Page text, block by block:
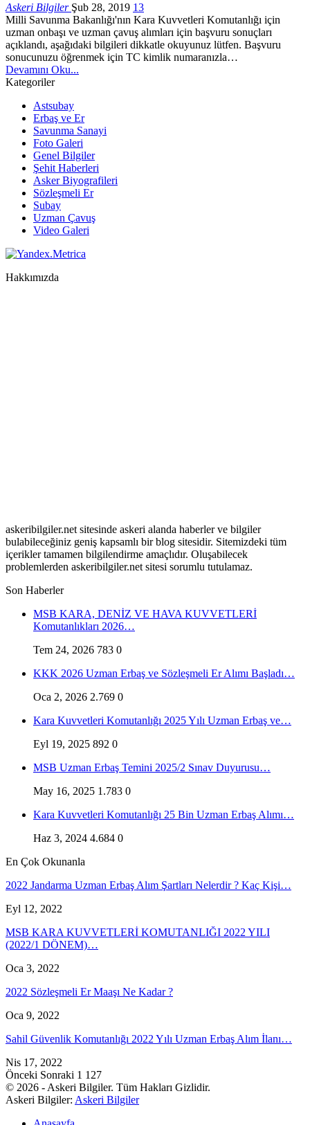
Askeri Bilgiler Şub 28, 2019 13
Milli Savunma Bakanlığı'nın Kara Kuvvetleri Komutanlığı için
uzman onbaşı ve uzman çavuş alımları için başvuru sonuçları
açıklandı, aşağıdaki bilgileri dikkatle okuyunuz lütfen. Başvuru
sonucunuzu öğrenmek için TC kimlik numaranızla…
Devamını Oku...
Kategoriler
Astsubay
Erbaş ve Er
Savunma Sanayi
Foto Galeri
Genel Bilgiler
Şehit Haberleri
Asker Biyografileri
Sözleşmeli Er
Subay
Uzman Çavuş
Video Galeri
Hakkımızda
askeribilgiler.net sitesinde askeri alanda haberler ve bilgiler
bulabileceğiniz geniş kapsamlı bir blog sitesidir. Sitemizdeki tüm
içerikler tamamen bilgilendirme amaçlıdır. Oluşabilecek
problemlerden askeribilgiler.net sitesi sorumlu tutulamaz.
Son Haberler
MSB KARA, DENİZ VE HAVA KUVVETLERİ
Komutanlıkları 2026…
Tem 24, 2026 783 0
KKK 2026 Uzman Erbaş ve Sözleşmeli Er Alımı Başladı…
Oca 2, 2026 2.769 0
Kara Kuvvetleri Komutanlığı 2025 Yılı Uzman Erbaş ve…
Eyl 19, 2025 892 0
MSB Uzman Erbaş Temini 2025/2 Sınav Duyurusu…
May 16, 2025 1.783 0
Kara Kuvvetleri Komutanlığı 25 Bin Uzman Erbaş Alımı…
Haz 3, 2024 4.684 0
En Çok Okunanla
2022 Jandarma Uzman Erbaş Alım Şartları Nelerdir ? Kaç Kişi…
Eyl 12, 2022
MSB KARA KUVVETLERİ KOMUTANLIĞI 2022 YILI
(2022/1 DÖNEM)…
Oca 3, 2022
2022 Sözleşmeli Er Maaşı Ne Kadar ?
Oca 9, 2022
Sahil Güvenlik Komutanlığı 2022 Yılı Uzman Erbaş Alım İlanı…
Nis 17, 2022
Önceki Sonraki 1 127
© 2026 - Askeri Bilgiler. Tüm Hakları Gizlidir.
Askeri Bilgiler: Askeri Bilgiler